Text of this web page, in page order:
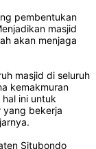
pembentukan
masjid
akan menjaga
masjid di seluruh
kemakmuran
ini untuk
yang bekerja
Situbondo